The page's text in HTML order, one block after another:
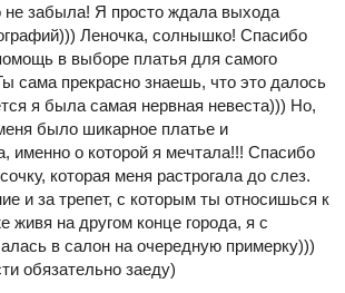
не забыла! Я просто ждала выхода
Леночка, солнышко! Спасибо
в выборе платья для самого
сама прекрасно знаешь, что это далось
я была самая нервная невеста))) Но,
было шикарное платье и
именно о которой я мечтала!!! Спасибо
которая меня растрогала до слез.
и за трепет, с которым ты относишься к
живя на другом конце города, я с
в салон на очередную примерку)))
обязательно заеду)